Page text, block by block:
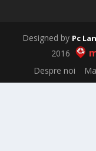
Designed by Pc
2016
Despre noi